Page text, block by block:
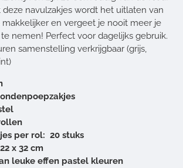
navulzakjes wordt het uitlaten van
en vergeet je nooit meer je
nemen! Perfect voor dagelijks gebruik.
samenstelling verkrijgbaar (grijs,
per rol: 20 stuks
x 32 cm
leuke effen pastel kleuren